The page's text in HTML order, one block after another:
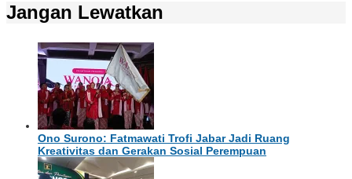
Jangan Lewatkan
Ono Surono: Fatmawati Trofi Jabar Jadi Ruang
Kreativitas dan Gerakan Sosial Perempuan